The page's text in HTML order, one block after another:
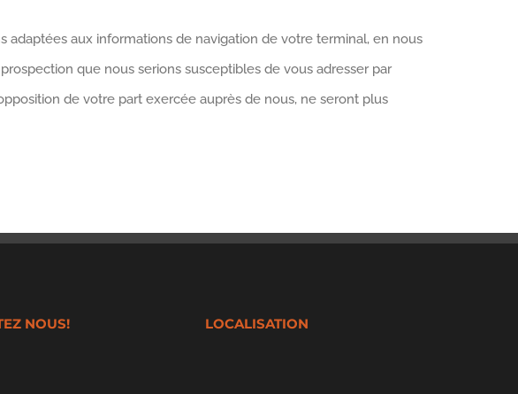
aux informations de navigation de votre terminal, en nous
que nous serions susceptibles de vous adresser par
de votre part exercée auprès de nous, ne seront plus
NOUS! LOCALISATION